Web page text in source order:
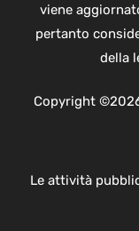
viene
pertanto
della
Copyright
Le attività